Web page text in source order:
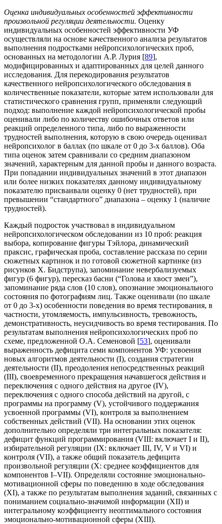
Оценка индивидуальных особенностей эффективности
произвольной регуляции деятельности. Оценку
индивидуальных особенностей эффективности УФ
осуществляли на основе качественного анализа результатов
выполнения подростками нейропсихологических проб,
основанных на методологии А.Р. Лурия [89],
модифицированных и адаптированных для целей данного
исследования. Для перекодирования результатов
качественного нейропсихологического обследования в
количественные показатели, которые затем использовали для
статистического сравнения групп, применяли следующий
подход: выполнение каждой нейропсихологической пробы
оценивали либо по количеству ошибочных ответов или
реакций определенного типа, либо по выраженности
трудностей выполнения, которую в свою очередь оценивал
нейропсихолог в баллах (по шкале от 0 до 3-х баллов). Оба
типа оценок затем сравнивали со средним диапазоном
значений, характерным для данной пробы и данного возраста.
При попадании индивидуальных значений в этот диапазон
или более низких показателях данному индивидуальному
показателю присваивали оценку 0 (нет трудностей), при
превышении “стандартного” диапазона – оценку 1 (наличие
трудностей).
Каждый подросток участвовал в индивидуальном
нейропсихологическом обследовании из 10 проб: реакция
выбора, копирование фигуры Тэйлора, динамический
праксис, графическая проба, составление рассказа по серии
сюжетных картинок и по готовой сюжетной картинке (из
рисунков Х. Бидструпа), запоминание невербализуемых
фигур (6 фигур), пересказ басни (“Голова и хвост змеи”),
запоминание ряда слов (10 слов), опознание эмоционального
состояния по фотографиям лиц. Также оценивали (по шкале
от 0 до 3-х) особенности поведения во время тестирования, в
частности, утомляемость, импульсивность, тревожность,
демонстративность, неусидчивость во время тестирования. По
результатам выполнения нейропсихологических проб по
схеме, предложенной О.А. Семеновой [53], оценивали
выраженность дефицита семи компонентов УФ: усвоения
новых алгоритмов деятельности (I), создания стратегии
деятельности (II), преодоления непосредственных реакций
(III), своевременного прекращения начавшегося действия и
переключения с одного действия на другое (IV),
переключения с одного способа действий на другой, с
программы на программу (V), устойчивого поддержания
усвоенной программы (VI), контроля за выполнением
собственных действий (VII). На основании этих оценок
дополнительно определяли три интегральных показателя:
дефицит функций программирования (VIII: включает I и II),
избирательной регуляции (IX: включает III, IV, V и VI) и
контроля (VII), а также общий показатель дефицита
произвольной регуляции (X: среднее коэффициентов для
компонентов I–VII). Определяли состояние эмоционально-
мотивационной сферы по поведению в ходе обследования
(XI), а также по результатам выполнения заданий, связанных с
пониманием социально-значимой информации (XII) и
интегральному коэффициенту неоптимального состояния
эмоционально-мотивационной сферы (XIII).